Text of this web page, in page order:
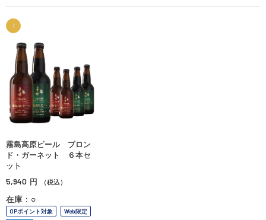
1
霧島高原ビール ブロン
ド・ガーネット ６本セ
ット
5,940 円 （税込）
在庫：○
OPポイント対象
Web限定